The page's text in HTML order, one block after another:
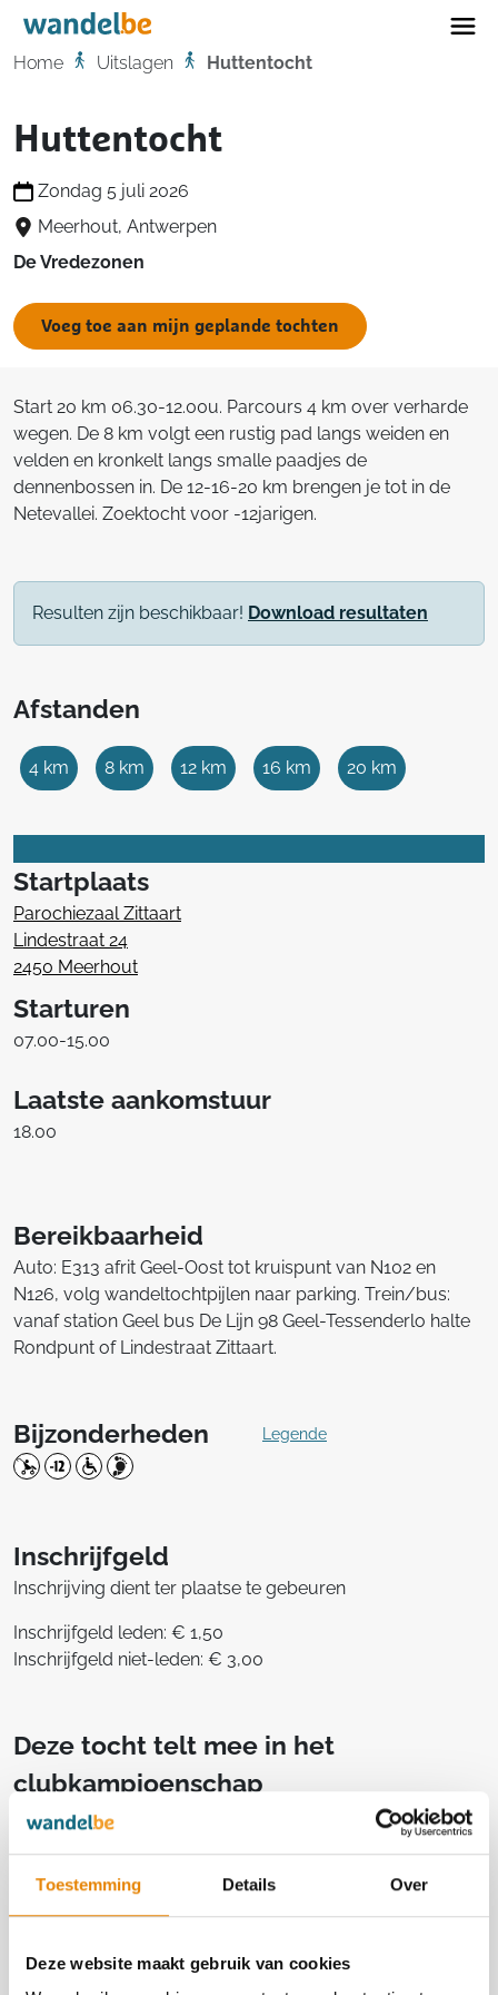
Toestemming Details Over
Deze website maakt gebruik van cookies
Home
Home Uitslagen Huttentocht
Huttentocht
Zondag 5 juli 2026
Meerhout, Antwerpen
De Vredezonen
Voeg toe aan mijn geplande tochten
Start 20 km 06.30-12.00u. Parcours 4 km over verharde
wegen. De 8 km volgt een rustig pad langs weiden en
velden en kronkelt langs smalle paadjes de
dennenbossen in. De 12-16-20 km brengen je tot in de
Netevallei. Zoektocht voor -12jarigen.
Resulten zijn beschikbaar! Download resultaten
Afstanden
4 km 8 km 12 km 16 km 20 km
Startplaats
Parochiezaal Zittaart
Lindestraat 24
2450 Meerhout
Starturen
07.00-15.00
Laatste aankomstuur
18.00
Bereikbaarheid
Auto: E313 afrit Geel-Oost tot kruispunt van N102 en
N126, volg wandeltochtpijlen naar parking. Trein/bus:
vanaf station Geel bus De Lijn 98 Geel-Tessenderlo halte
Rondpunt of Lindestraat Zittaart.
Bijzonderheden Legende
Inschrijfgeld
Inschrijving dient ter plaatse te gebeuren
Inschrijfgeld leden: € 1,50
Inschrijfgeld niet-leden: € 3,00
Deze tocht telt mee in het
clubkampioenschap
Aantal punten: 1
De Vredezonen